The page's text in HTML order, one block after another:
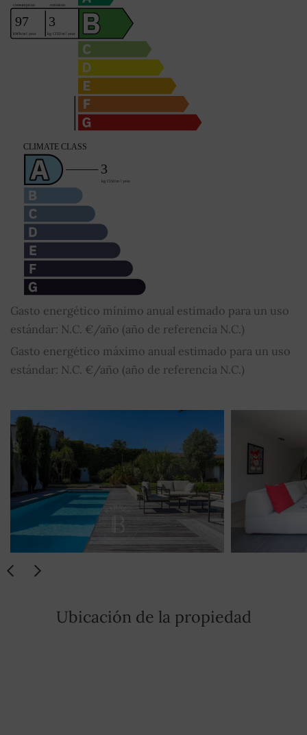
Gasto energético mínimo anual estimado para un uso
estándar: N.C. €/año (año de referencia N.C.)
Gasto energético máximo anual estimado para un uso
estándar: N.C. €/año (año de referencia N.C.)
Ubicación de la propiedad